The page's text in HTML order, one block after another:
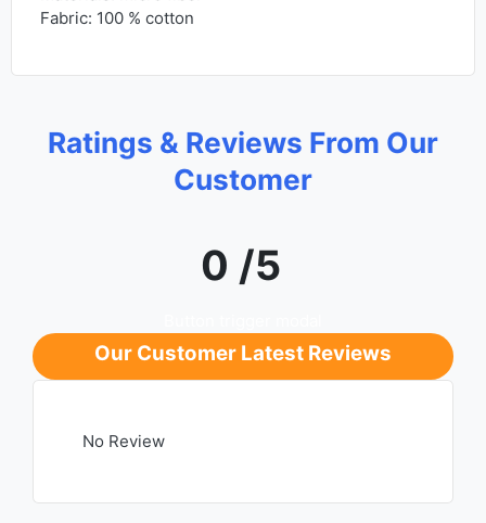
Fabric: 100 % cotton
Ratings & Reviews From Our
Customer
0 /5
Our Customer Latest Reviews
No Review